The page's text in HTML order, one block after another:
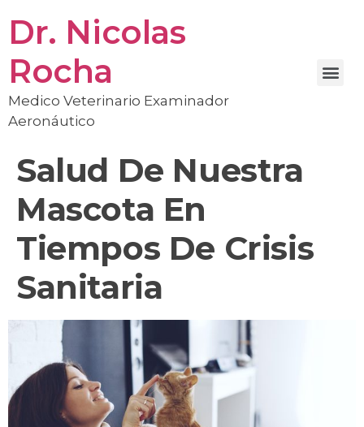
Dr. Nicolas
Rocha
Medico Veterinario Examinador
Aeronáutico
Salud De Nuestra
Mascota En
Tiempos De Crisis
Sanitaria